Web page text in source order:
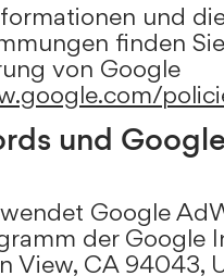
und
finden
von Google
und
Google
der Google
View, CA 94043,